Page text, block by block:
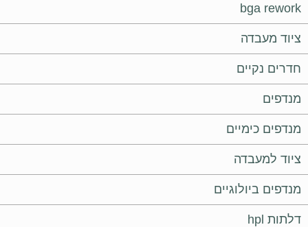
bga rework
ציוד מעבדה
חדרים נקיים
מנדפים
מנדפים כימיים
ציוד למעבדה
מנדפים ביולוגיים
דלתות hpl